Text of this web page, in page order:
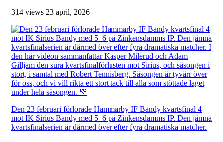
314 views 23 april, 2026
Den 23 februari förlorade Hammarby IF Bandy kvartsfinal 4
mot IK Sirius Bandy med 5–6 på Zinkensdamms IP. Den jämna
kvartsfinalserien är därmed över efter fyra dramatiska matcher.